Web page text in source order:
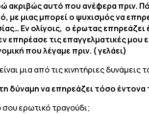
αυτό που ανέφερα πριν.
με μιας μπορεί ο ψυχισμός να
Εν ολίγοις, ο έρωτας
επηρέασε τις επαγγελματικές
που λέγαμε πριν. ( γελάει)
μια από τις κινητήριες
δύναμη να επηρεάζει τόσο
σου ερωτικό τραγούδι;